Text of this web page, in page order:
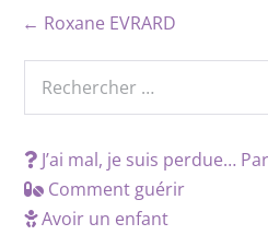
← Roxane EVRARD
J’ai mal, je suis perdue…
Comment guérir
Avoir un enfant